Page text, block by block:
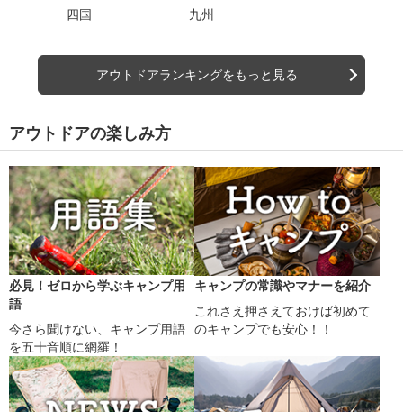
四国
九州
アウトドアランキングをもっと見る
アウトドアの楽しみ方
必見！ゼロから学ぶキャンプ用
語
今さら聞けない、キャンプ用語
を五十音順に網羅！
キャンプの常識やマナーを紹介
これさえ押さえておけば初めて
のキャンプでも安心！！